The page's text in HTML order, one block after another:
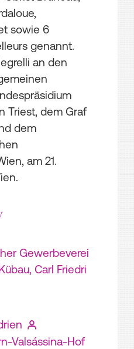
sowie 6
genannt.
an den
Triest, dem Graf
dem
am 21.
Gewerbeverei
Carl Friedri
Valsássina-Hof